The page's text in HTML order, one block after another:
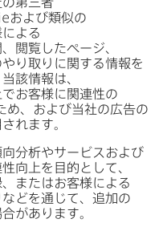
第三者​
および​類似の​
よる​
閲覧した​ページ、​
り​取りに​関する​情報を​
該情報は、​
お客様に​関連性の​
め、​および​当社の​広告の​
れます。
向分析や​サービスおよび​
向上を​目的と​して、​
または​お客様に​よる​
どを​通じて、​追加の​
が​あります。